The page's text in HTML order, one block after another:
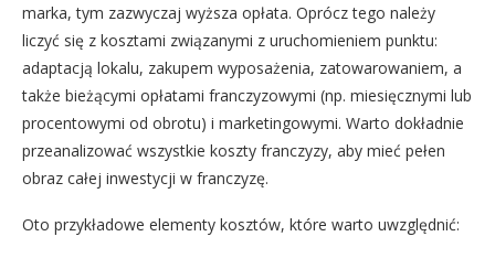
marka, tym zazwyczaj wyższa opłata. Oprócz tego należy
liczyć się z kosztami związanymi z uruchomieniem punktu:
adaptacją lokalu, zakupem wyposażenia, zatowarowaniem, a
także bieżącymi opłatami franczyzowymi (np. miesięcznymi lub
procentowymi od obrotu) i marketingowymi. Warto dokładnie
przeanalizować wszystkie koszty franczyzy, aby mieć pełen
obraz całej inwestycji w franczyzę.
Oto przykładowe elementy kosztów, które warto uwzględnić: